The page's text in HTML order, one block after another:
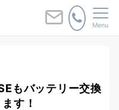
Menu
もバッテリー交換
す！